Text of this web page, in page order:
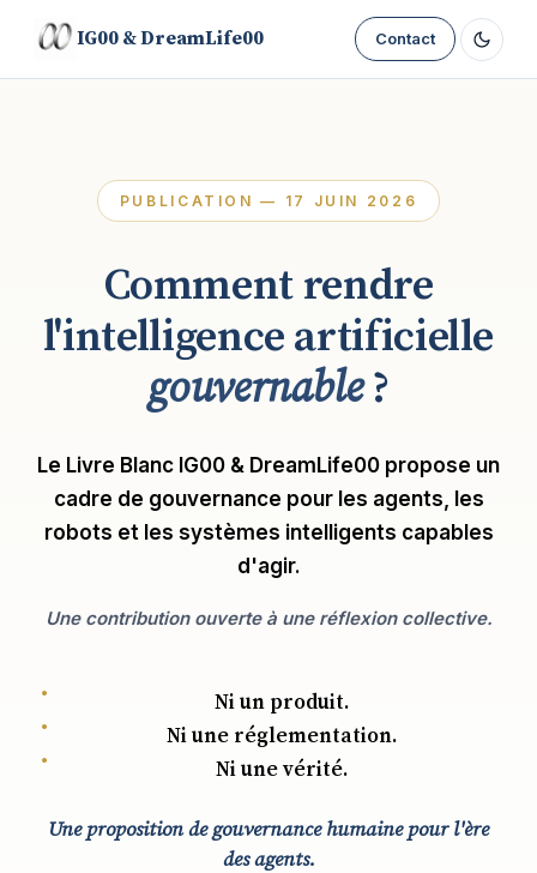
IG00 & DreamLife00 Contact
PUBLICATION — 17 JUIN 2026
Comment rendre
l'intelligence artificielle
gouvernable?
Le Livre Blanc IG00 & DreamLife00 propose un
cadre de gouvernance pour les agents, les
robots et les systèmes intelligents capables
d'agir.
Une contribution ouverte à une réflexion collective.
Ni un produit.
Ni une réglementation.
Ni une vérité.
Une proposition de gouvernance humaine pour l'ère
des agents.